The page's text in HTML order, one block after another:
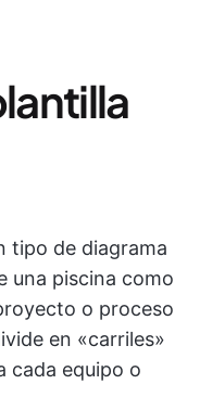
tipo de diagrama
una piscina como
o proceso
en «carriles»
cada equipo o